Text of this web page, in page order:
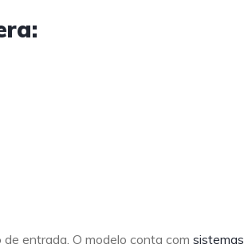
entrada. O modelo conta com sistemas